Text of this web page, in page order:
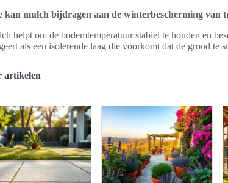
kan mulch bijdragen aan de winterbescherming van
helpt om de bodemtemperatuur stabiel te houden en
als een isolerende laag die voorkomt dat de grond te
artikelen